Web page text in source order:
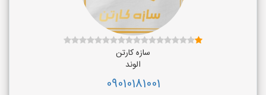
سازه کارتن
الوند
09010181001